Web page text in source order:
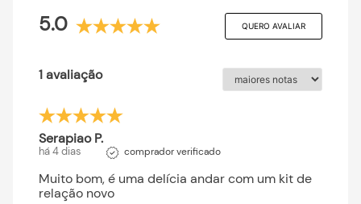
5.0
QUERO AVALIAR
1 avaliação
Serapiao P.
há 4 dias comprador verificado
Muito bom, é uma delícia andar com um kit de
relação novo